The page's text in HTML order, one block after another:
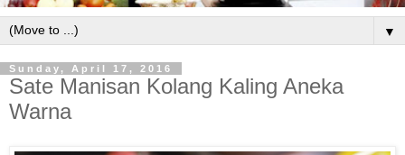
▼
Sunday, April 17, 2016
Sate Manisan Kolang Kaling Aneka
Warna